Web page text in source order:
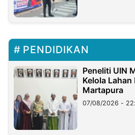
PENDIDIKAN
Peneliti UIN
Kelola
Martapura
07/08/2026 -